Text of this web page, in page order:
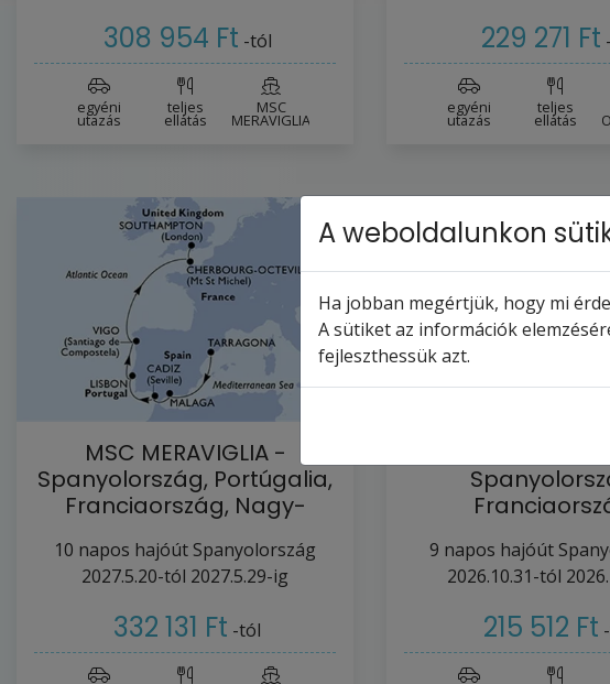
308 954 Ft -tól
egyéni
utazás
teljes
ellátás
MSC
MERAVIGLIA
229 271 Ft
egyéni
utazás
teljes
ellátás
MSC MERAVIGLIA -
Spanyolország, Portúgalia,
Franciaország, Nagy-
10 napos hajóút Spanyolország
2027.5.20-tól 2027.5.29-ig
332 131 Ft -tól
9 napos hajóút
2026.10.31-tól
215 512 Ft
A weboldalunkon
Ha jobban megértjük, hogy mi
A sütiket az információk
fejleszthessük azt.